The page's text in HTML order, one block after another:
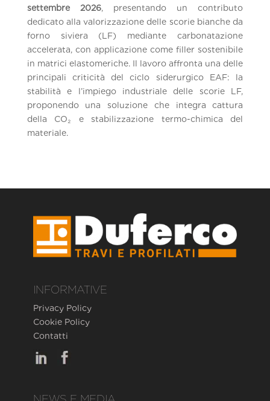
settembre 2026, presentando un contributo
dedicato alla valorizzazione delle scorie bianche da
forno siviera (LF) mediante carbonatazione
accelerata, con applicazione come filler sostenibile
in matrici elastomeriche. Il lavoro affronta una delle
principali criticità del ciclo siderurgico EAF: la
stabilità e l’impiego industriale delle scorie LF,
proponendo una soluzione che integra cattura
della CO₂ e stabilizzazione termo-chimica del
materiale.
INFORMATIVE
Privacy Policy
Cookie Policy
Contatti